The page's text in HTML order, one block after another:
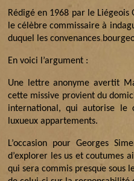
Rédigé en 1968 par le Liégeois
le célèbre commissaire à
duquel les convenances
En voici l’argument :
Une lettre anonyme avertit
cette missive provient du
international, qui autorise le
luxueux appartements.
L’occasion pour Georges
d’explorer les us et coutumes
qui sera commis presque sous